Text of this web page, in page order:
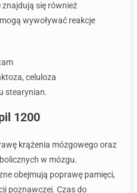
znajdują się również
wywoływać reakcje
celuloza
stearynian.
1200
krążenia mózgowego oraz
w mózgu.
obejmują poprawę pamięci,
poznawczej. Czas do